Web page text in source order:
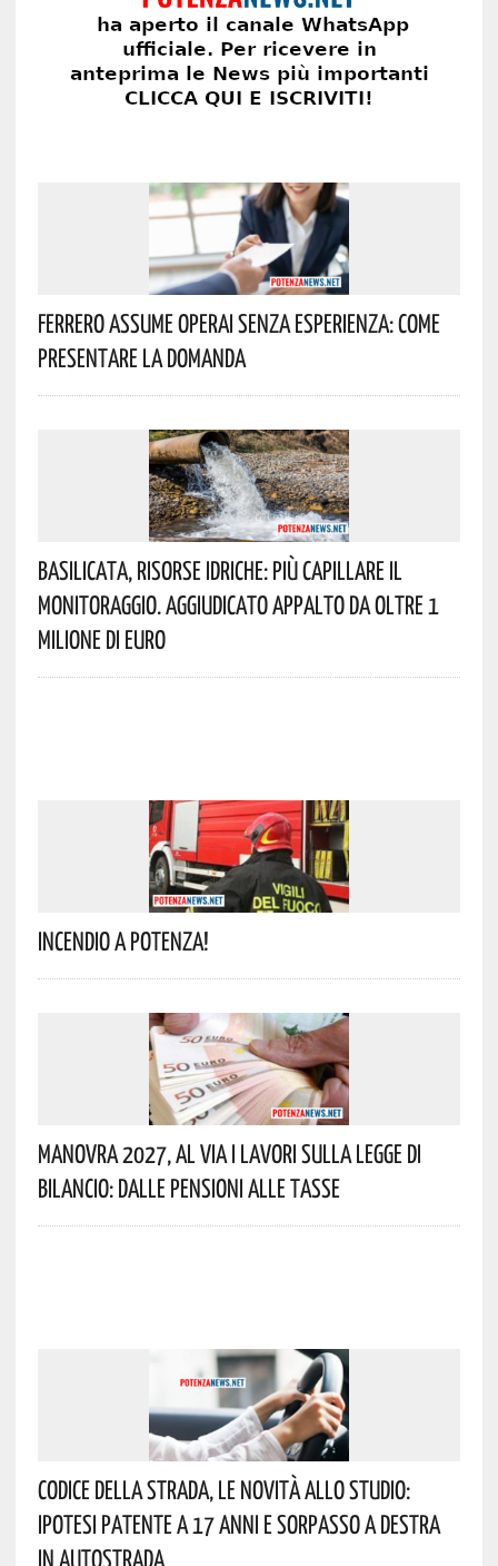
Ferrero Assume Operai Senza Esperienza: Come
Presentare La Domanda
Basilicata, Risorse Idriche: Più Capillare Il
Monitoraggio. Aggiudicato Appalto Da Oltre 1
Milione Di Euro
Incendio A Potenza!
Manovra 2027, Al Via I Lavori Sulla Legge Di
Bilancio: Dalle Pensioni Alle Tasse
Codice Della Strada, Le Novità Allo Studio:
Ipotesi Patente A 17 Anni E Sorpasso A Destra
In Autostrada